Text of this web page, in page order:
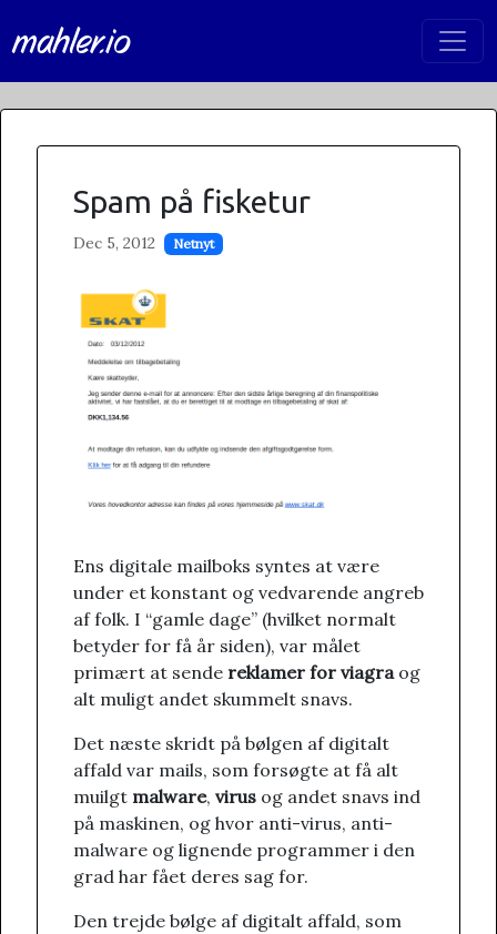
mahler.io
Spam på fisketur
Dec 5, 2012 Netnyt
Ens digitale mailboks syntes at være
under et konstant og vedvarende angreb
af folk. I “gamle dage” (hvilket normalt
betyder for få år siden), var målet
primært at sende reklamer for viagraog
alt muligt andet skummelt snavs.
Det næste skridt på bølgen af digitalt
affald var mails, som forsøgte at få alt
muilgt malware, virus og andet snavs ind
på maskinen, og hvor anti-virus, anti-
malware og lignende programmer i den
grad har fået deres sag for.
Den trejde bølge af digitalt affald, som